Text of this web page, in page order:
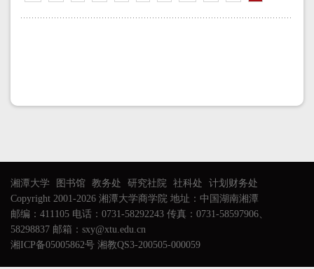
湘潭大学 图书馆 教务处 研究社院 社科处
计划财务处
Copyright 2001-2026 湘潭大学商学院 地址：中国湖南湘潭
邮编：411105 电话：0731-58292243 传真：0731-58597906、
58298837 邮箱：sxy@xtu.edu.cn
湘ICP备05005862号 湘教QS3-200505-000059